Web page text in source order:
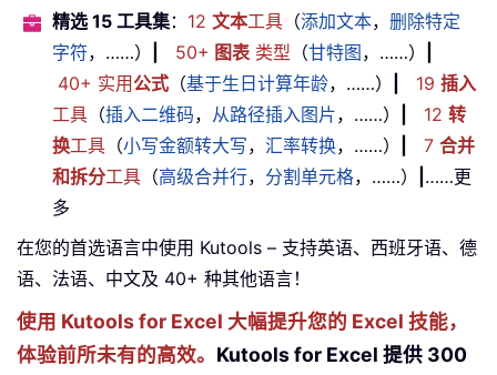
精选 15 工具集： 12 文本工具 （添加文本， 删除特定
字符，……） 50+ 图表类型 （甘特图 ，……）
40+ 实用公式 （基于生日计算年龄，……） 19 插入
工具 （插入二维码， 从路径插入图片，……） 12 转
换工具 （小写金额转大写， 汇率转换，……） 7 合并
和拆分工具 （高级合并行， 分割单元格，……）
……更
多
在您的首选语言中使用 Kutools – 支持英语、西班牙语、德
语、法语、中文及 40+ 种其他语言！
使用 Kutools for Excel 大幅提升您的 Excel 技能，
体验前所未有的高效。 Kutools for Excel 提供 300